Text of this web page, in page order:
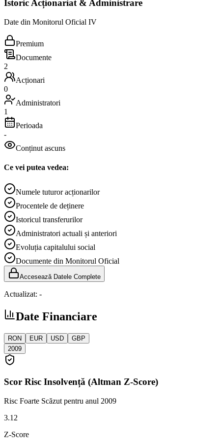
Istoric Acționariat & Administrare
Date din Monitorul Oficial IV
Premium
Documente
2
Acționari
0
Administratori
1
Perioada
-
Conținut ascuns
Ce vei putea vedea:
Numele tuturor acționarilor
Procentele de deținere
Istoricul transferurilor
Administratori actuali și anteriori
Evoluția capitalului social
Documente din Monitorul Oficial
Accesează Datele Complete
Actualizat: -
Date Financiare
RON EUR USD
GBP
2009
Scor Risc Insolvență (Altman Z-Score)
Risc Foarte Scăzut pentru anul 2009
3.12
Z-Score